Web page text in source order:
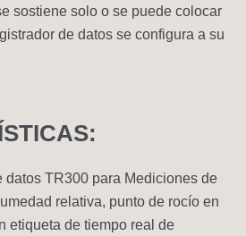
sostiene solo o se puede colocar
de datos se configura a su
datos TR300 para Mediciones de
relativa, punto de rocío en
etiqueta de tiempo real de